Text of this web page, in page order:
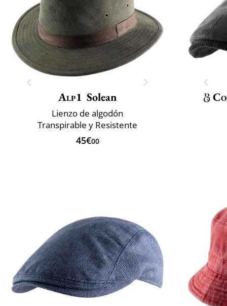
Alp1 Solean
Lienzo de algodón
Transpirable y Resistente
45€00